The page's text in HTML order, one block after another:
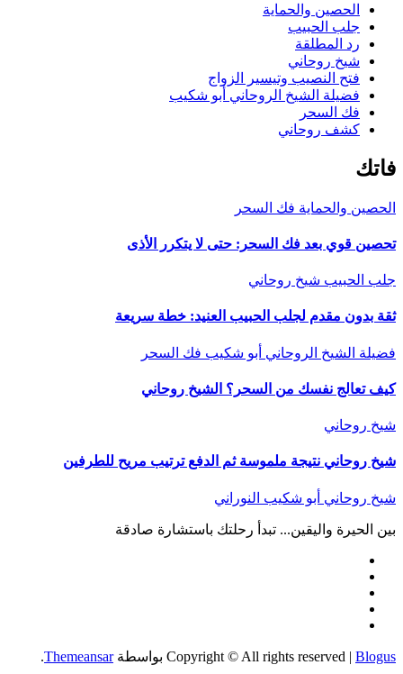
الحصين والحماية
جلب الحبيب
رد المطلقة
شيخ روحاني
فتح النصيب وتيسير الزواج
فضيلة الشيخ الروحاني أبو شكيب
فك السحر
كشف روحاني
فاتك
الحصين والحماية فك السحر
تحصين قوي بعد فك السحر: حتى لا يتكرر الأذى
جلب الحبيب شيخ روحاني
ثقة بدون مقدم لجلب الحبيب العنيد: خطة سريعة
فضيلة الشيخ الروحاني أبو شكيب فك السحر
كيف تعالج نفسك من السحر؟ الشيخ روحاني
شيخ روحاني
شيخ روحاني نتيجة ملموسة ثم الدفع ترتيب مريح للطرفين
شيخ روحاني أبو شكيب النوراني
بين الحيرة واليقين... تبدأ رحلتك باستشارة صادقة
Copyright © All rights reserved | Blogus بواسطةThemeansar
.